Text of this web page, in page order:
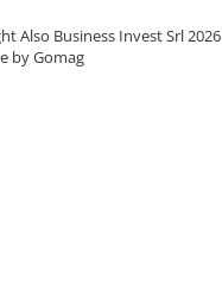
Also Business Invest Srl 2026
by Gomag